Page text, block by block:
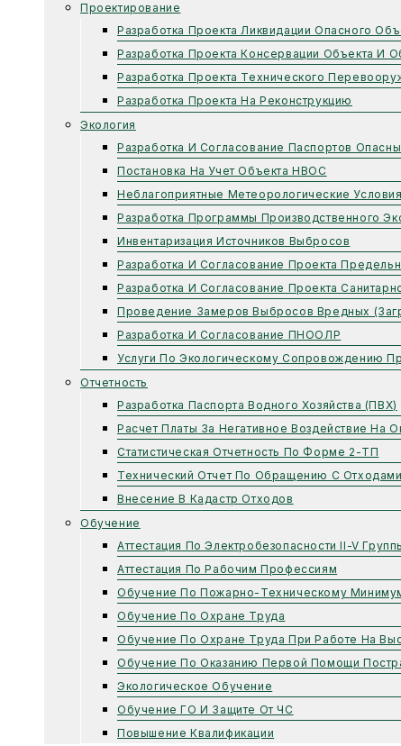
Проектирование
Разработка Проекта Ликвидации Опасного
Разработка Проекта Консервации Объекта И
Разработка Проекта Технического
Разработка Проекта На Реконструкцию
Экология
Разработка И Согласование Паспортов
Постановка На Учет Объекта НВОС
Неблагоприятные Метеорологические
Разработка Программы Производственного
Инвентаризация Источников Выбросов
Разработка И Согласование Проекта
Разработка И Согласование Проекта
Проведение Замеров Выбросов Вредных
Разработка И Согласование ПНООЛР
Услуги По Экологическому Сопровождению
Отчетность
Разработка Паспорта Водного Хозяйства (ПВХ)
Расчет Платы За Негативное Воздействие
Статистическая Отчетность По Форме 2-ТП
Технический Отчет По Обращению С Отходами
Внесение В Кадастр Отходов
Обучение
Аттестация По Электробезопасности II-V
Аттестация По Рабочим Профессиям
Обучение По Пожарно-Техническому
Обучение По Охране Труда
Обучение По Охране Труда При Работе На
Обучение По Оказанию Первой Помощи
Экологическое Обучение
Обучение ГО И Защите От ЧС
Повышение Квалификации